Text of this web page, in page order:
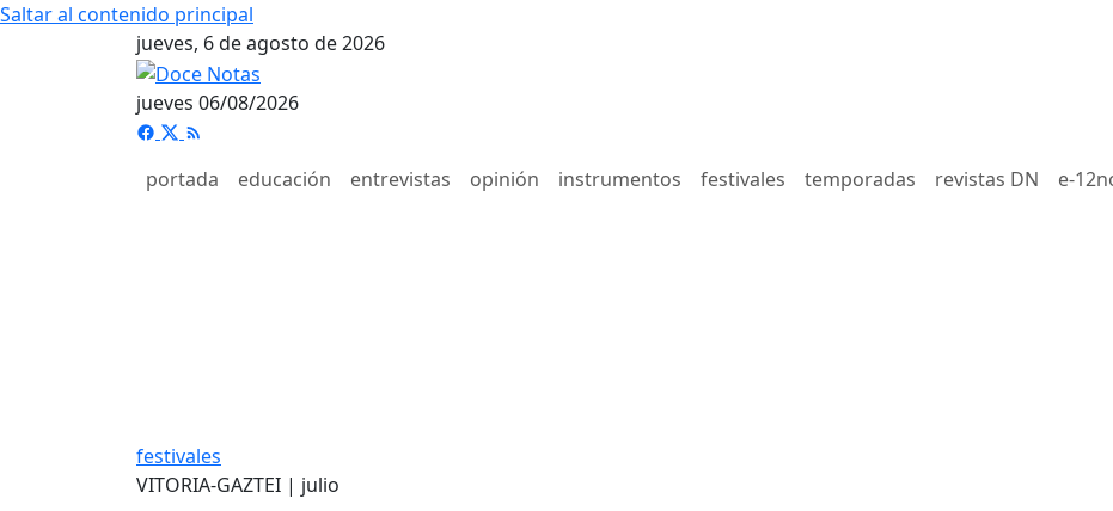
Saltar al contenido principal
jueves, 6 de agosto de 2026
jueves 06/08/2026
portada educación entrevistas opinión instrumentos festivales temporadas revistas DN e-
festivales
VITORIA-GAZTEI | julio